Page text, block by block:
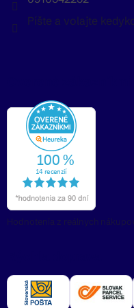
Píšte a volajte
Hodnotenia z reálnych